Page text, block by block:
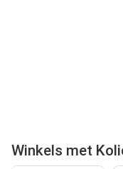
Winkels met